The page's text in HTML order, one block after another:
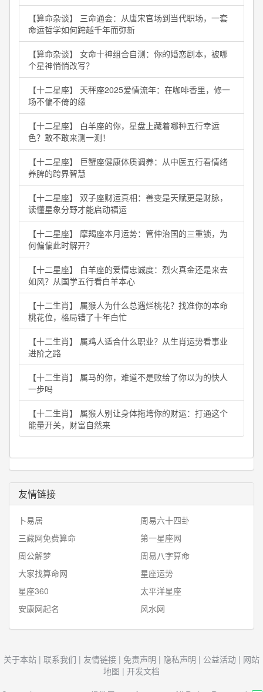
【算命杂谈】 三命通会：从唐宋官场到当代职场，一套
命运哲学如何跨越千年而弥新
【算命杂谈】 女命十神组合自测：你的婚恋剧本，被哪
个星神悄悄改写？
【十二星座】 天秤座2025爱情流年：在咖啡香里，修一
场不偏不倚的缘
【十二星座】 白羊座的你，星盘上藏着哪种五行幸运
色？敢不敢来测一测！
【十二星座】 巨蟹座健康体质调养：从中医五行看情绪
养脾的跨界智慧
【十二星座】 双子座财运真相：善变是天赋更是财脉，
读懂星象分野才能启动福运
【十二星座】 摩羯座本月运势：管仲治国的三重锁，为
何偏偏此时解开？
【十二星座】 白羊座的爱情忠诚度：烈火真金还是来去
如风？从国学五行看白羊本心
【十二生肖】 属猴人为什么总遇烂桃花？找准你的本命
桃花位，格局错了十年白忙
【十二生肖】 属鸡人适合什么职业？从生肖运势看事业
进阶之路
【十二生肖】 属马的你，难道不是败给了你以为的快人
一步吗
【十二生肖】 属猴人别让身体拖垮你的财运：打通这个
能量开关，财富自然来
友情链接
卜易居
周易六十四卦
三藏网免费算命
第一星座网
周公解梦
周易八字算命
大家找算命网
星座运势
星座360
太平洋星座
安康网起名
风水网
关于本站 | 联系我们 | 友情链接 | 免责声明 | 隐私声明 | 公益活动 | 网站
地图 | 开发文档